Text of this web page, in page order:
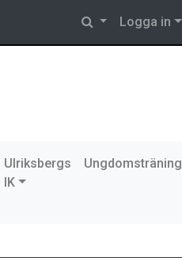
Logga in
Ulriksbergs
IK
Ungdomsträning